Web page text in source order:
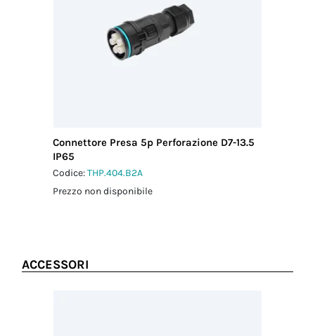
Connettore Presa 5p Perforazione D7-13.5
IP65
Codice:THP.404.B2A
Prezzo non disponibile
ACCESSORI